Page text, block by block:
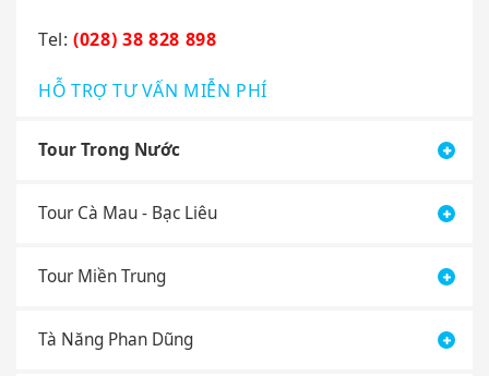
Tel: (028) 38 828 898
HỖ TRỢ TƯ VẤN MIỄN PHÍ
Tour Trong Nước
Tour Cà Mau - Bạc Liêu
Tour Miền Trung
Tà Năng Phan Dũng